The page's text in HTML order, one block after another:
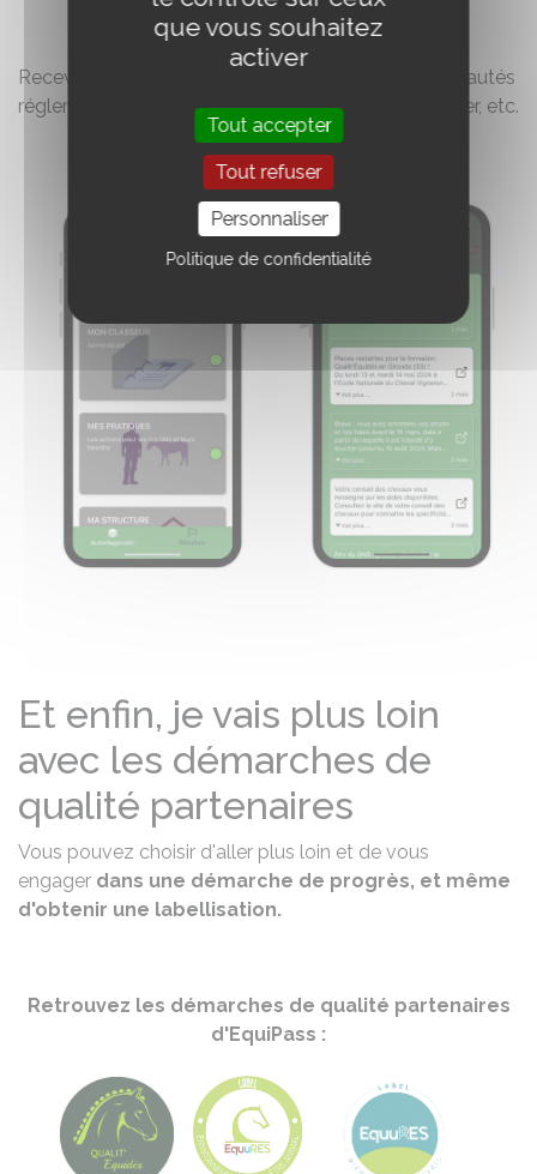
Recevez des
sur les aides, les nouveautés
réglementaires, les rappels de dates à ne pas oublier, etc.
Et enfin, je vais plus loin
avec les démarches de
qualité partenaires
Vous pouvez choisir d'aller plus loin et de vous
engager dans une démarche de progrès, et même
d'obtenir une labellisation.
Retrouvez les démarches de qualité partenaires
d'EquiPass :
que vous souhaitez
activer
Tout accepter
Tout refuser
Personnaliser
Politique de confidentialité